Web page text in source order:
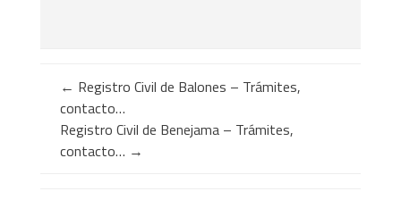
← Registro Civil de Balones – Trámites,
contacto…
Registro Civil de Benejama – Trámites,
contacto… →